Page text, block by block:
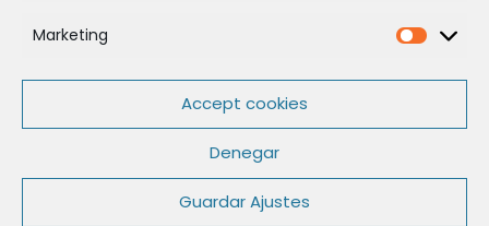
Marketing
Accept cookies
Denegar
Guardar Ajustes
Condiciones de contratación